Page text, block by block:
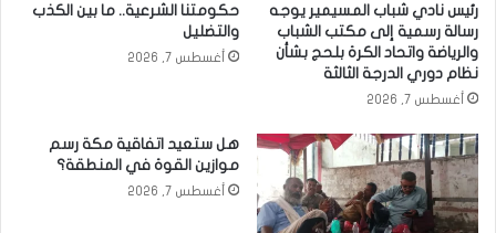
رئيس نادي شباب المسيمير يوجه
رسالة رسمية إلى مكتب الشباب
والرياضة واتحاد الكرة بلحج بشأن
نظام دوري الدرجة الثالثة
أغسطس 7, 2026
حكومتنا الشرعية.. ما بين الكذب
والتضليل
أغسطس 7, 2026
هل ستعيد اتفاقية مكة رسم
موازين القوة في المنطقة؟
أغسطس 7, 2026